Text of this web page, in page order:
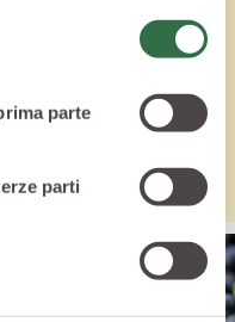
il Sito Web.
parte
parti